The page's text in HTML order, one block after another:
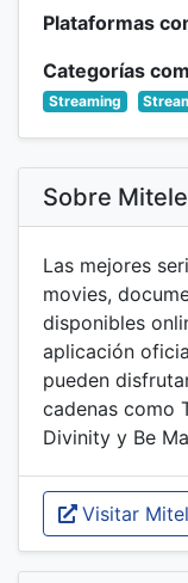
Plataformas
Categorías
Streaming
Sobre Mitele
Las mejores
movies,
disponibles
aplicación
pueden
cadenas como
Divinity y Be
Visitar